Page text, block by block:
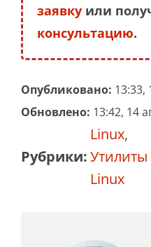
заявку или
консультацию.
Опубликовано: 13:33,
Обновлено: 13:42, 14
Рубрики:
Linux,
Утилиты
Linux